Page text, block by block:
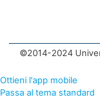
©2014-2024
Ottieni l'app mobile
Passa al tema standard